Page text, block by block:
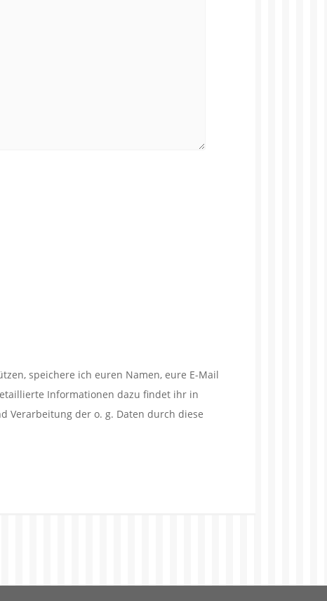
speichere ich euren Namen, eure E-Mail
Informationen dazu findet ihr in
Verarbeitung der o. g. Daten durch diese